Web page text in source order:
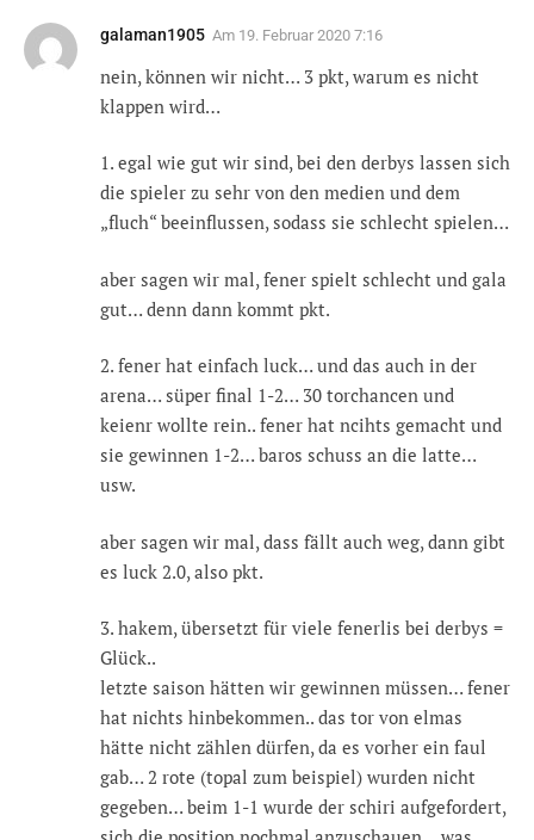
galaman1905 Am 19. Februar 2020 7:16
nein, können wir nicht… 3 pkt, warum es nicht
klappen wird…
1. egal wie gut wir sind, bei den derbys lassen sich
die spieler zu sehr von den medien und dem
„fluch“ beeinflussen, sodass sie schlecht spielen…
aber sagen wir mal, fener spielt schlecht und gala
gut… denn dann kommt pkt.
2. fener hat einfach luck… und das auch in der
arena… süper final 1-2… 30 torchancen und
keienr wollte rein.. fener hat ncihts gemacht und
sie gewinnen 1-2… baros schuss an die latte…
usw.
aber sagen wir mal, dass fällt auch weg, dann gibt
es luck 2.0, also pkt.
3. hakem, übersetzt für viele fenerlis bei derbys =
Glück..
letzte saison hätten wir gewinnen müssen… fener
hat nichts hinbekommen.. das tor von elmas
hätte nicht zählen dürfen, da es vorher ein faul
gab… 2 rote (topal zum beispiel) wurden nicht
gegeben… beim 1-1 wurde der schiri aufgefordert,